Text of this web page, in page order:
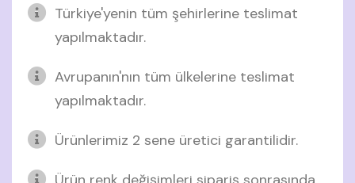
Türkiye'yenin tüm şehirlerine teslimat
yapılmaktadır.
Avrupanın'nın tüm ülkelerine teslimat
yapılmaktadır.
Ürünlerimiz 2 sene üretici garantilidir.